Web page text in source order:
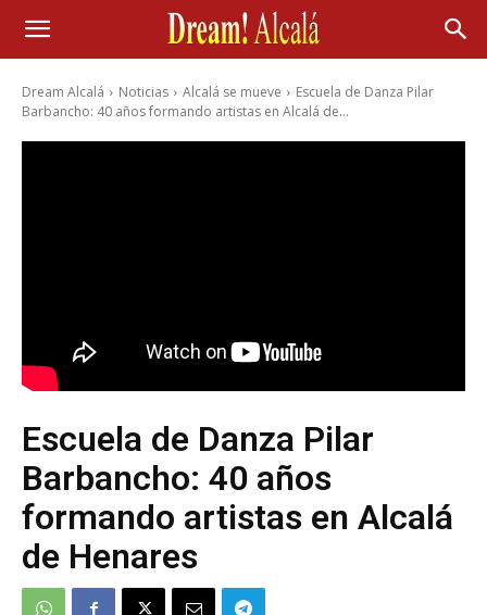
Dream Alcalá Noticias Alcalá se mueve
Escuela de Danza Pilar
Barbancho: 40 años formando artistas en Alcalá de...
Escuela de Danza Pilar
Barbancho: 40 años
formando artistas en Alcalá
de Henares